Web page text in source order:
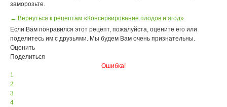
заморозьте.
← Вернуться к рецептам «Консервирование плодов и ягод»
Если Вам понравился этот рецепт, пожалуйста, оцените его или
поделитесь им с друзьями. Мы будем Вам очень признательны.
Оценить
Поделиться
Ошибка!
1
2
3
4